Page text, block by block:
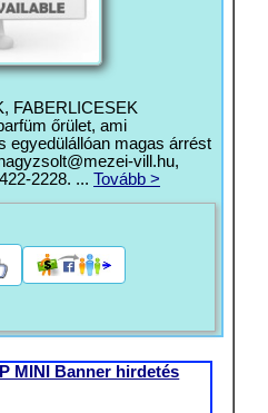
FABERLICESEK
őrület, ami
egyedülállóan magas árrést
vill.hu,
2228. ... Tovább >
MINI Banner hirdetés